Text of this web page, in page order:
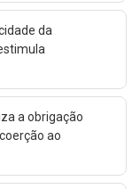
da
a obrigação
ao